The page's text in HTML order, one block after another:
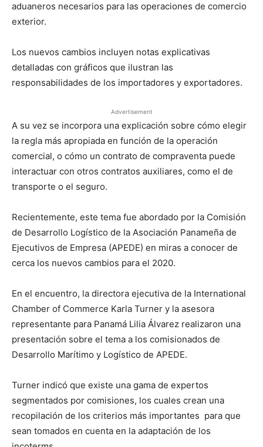
aduaneros necesarios para las operaciones de comercio
exterior.
Los nuevos cambios incluyen notas explicativas
detalladas con gráficos que ilustran las
responsabilidades de los importadores y exportadores.
Advertisement
A su vez se incorpora una explicación sobre cómo elegir
la regla más apropiada en función de la operación
comercial, o cómo un contrato de compraventa puede
interactuar con otros contratos auxiliares, como el de
transporte o el seguro.
Recientemente, este tema fue abordado por la Comisión
de Desarrollo Logístico de la Asociación Panameña de
Ejecutivos de Empresa (APEDE) en miras a conocer de
cerca los nuevos cambios para el 2020.
En el encuentro, la directora ejecutiva de la International
Chamber of Commerce Karla Turner y la asesora
representante para Panamá Lilia Álvarez realizaron una
presentación sobre el tema a los comisionados de
Desarrollo Marítimo y Logístico de APEDE.
Turner indicó que existe una gama de expertos
segmentados por comisiones, los cuales crean una
recopilación de los criterios más importantes para que
sean tomados en cuenta en la adaptación de los